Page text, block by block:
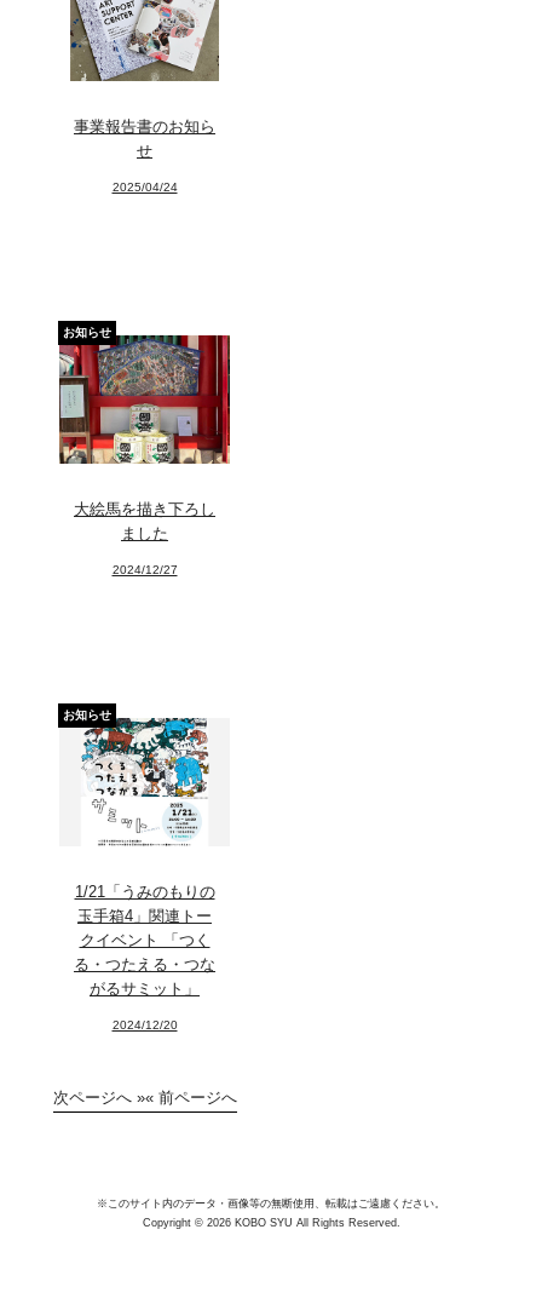
事業報告書のお知ら
せ
2025/04/24
お知らせ
大絵馬を描き下ろし
ました
2024/12/27
お知らせ
1/21「うみのもりの
玉手箱4」関連トー
クイベント 「つく
る・つたえる・つな
がるサミット」
2024/12/20
次ページへ »« 前ページへ
※このサイト内のデータ・画像等の無断使用、転載はご遠慮ください。
Copyright © 2026 KOBO SYU All Rights Reserved.